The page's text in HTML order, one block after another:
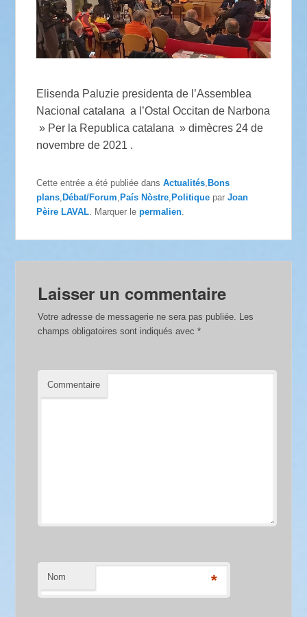
Elisenda Paluzie presidenta de l’Assemblea
Nacional catalana a l’Ostal Occitan de Narbona
» Per la Republica catalana » dimècres 24 de
novembre de 2021 .
Cette entrée a été publiée dansActualités Bons
plans Débat/Forum País Nòstre Politique parJoan
Pèire LAVAL . Marquer lepermalien
Laisser un commentaire
Votre adresse de messagerie ne sera pas publiée.
Les
champs obligatoires sont indiqués avec*
Commentaire
Nom *